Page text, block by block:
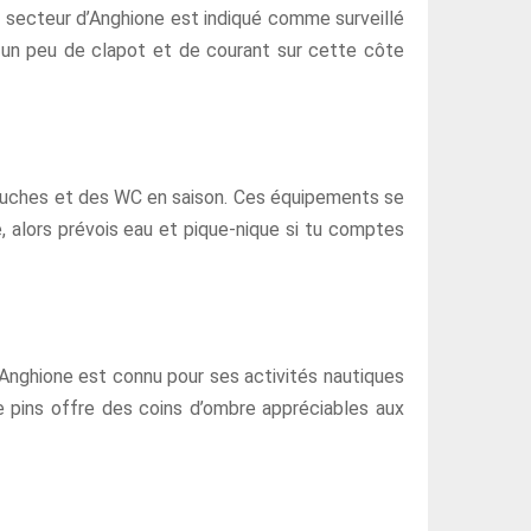
d’Anghione est indiqué comme surveillé
un peu de clapot et de courant sur cette côte
et des WC en saison. Ces équipements se
alors prévois eau et pique-nique si tu comptes
est connu pour ses activités nautiques
offre des coins d’ombre appréciables aux